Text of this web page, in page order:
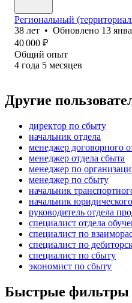
Региональный
38 лет • Обновлено 13
40 000 ₽
Общий опыт
4 года 5 месяцев
Другие
директор по сбыту
начальник отдела
менеджер договорного
менеджер отдела сбыта
менеджер по
менеджер по сбыту
начальник
начальник
руководитель отдела
специалист отдела
специалист по
специалист по
специалист по сбыту
экономист по сбыту
Быстрые фильтры